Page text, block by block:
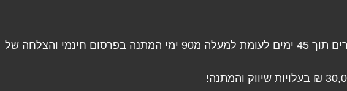
* 73% מהנכסים מושכרים תוך 45 ימים לעומת למעלה מ90 ימי המתנה בפרסום חינמי והצלחה של